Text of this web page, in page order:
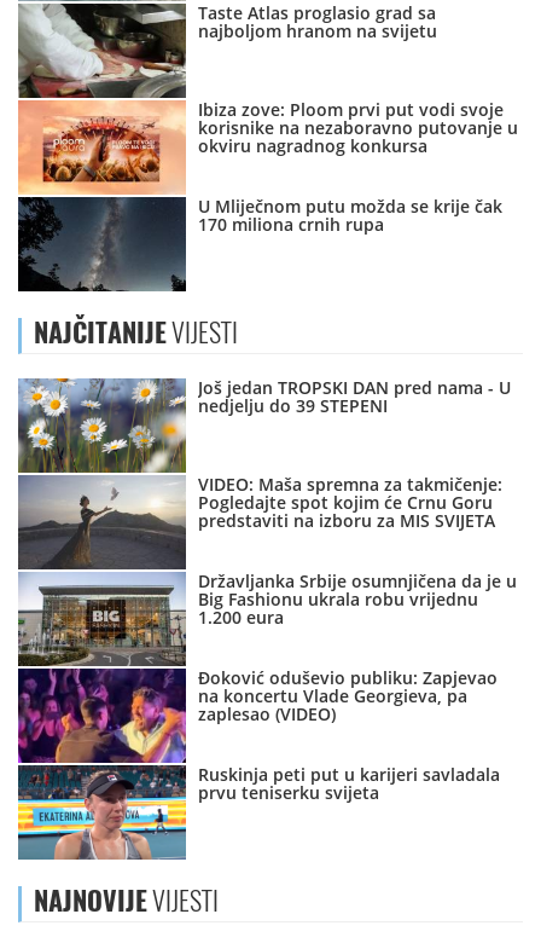
Taste Atlas proglasio grad sa
najboljom hranom na svijetu
Ibiza zove: Ploom prvi put vodi svoje
korisnike na nezaboravno putovanje u
okviru nagradnog konkursa
U Mliječnom putu možda se krije čak
170 miliona crnih rupa
NAJČITANIJEVIJESTI
Još jedan TROPSKI DAN pred nama - U
nedjelju do 39 STEPENI
VIDEO: Maša spremna za takmičenje:
Pogledajte spot kojim će Crnu Goru
predstaviti na izboru za MIS SVIJETA
Državljanka Srbije osumnjičena da je u
Big Fashionu ukrala robu vrijednu
1.200 eura
Đoković oduševio publiku: Zapjevao
na koncertu Vlade Georgieva, pa
zaplesao (VIDEO)
Ruskinja peti put u karijeri savladala
prvu teniserku svijeta
NAJNOVIJEVIJESTI